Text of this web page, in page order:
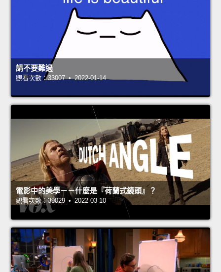
請不要難過
觀看次數：33007 • 2022-01-14
電影中的美學－－什麼是『荷蘭式鏡頭』？
觀看次數：39029 • 2022-03-10